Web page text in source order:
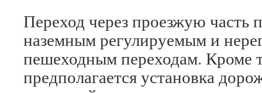
Переход через проезжую часть
наземным регулируемым и
пешеходным переходам. Кроме
предполагается установка